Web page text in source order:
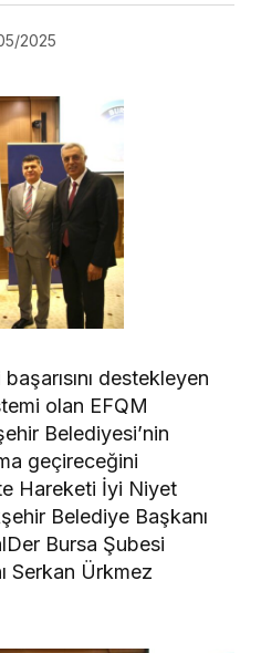
2025
destekleyen
olan EFQM
Belediyesi’nin
geçireceğini
Hareketi İyi Niyet
Belediye Başkanı
Bursa Şubesi
Serkan Ürkmez